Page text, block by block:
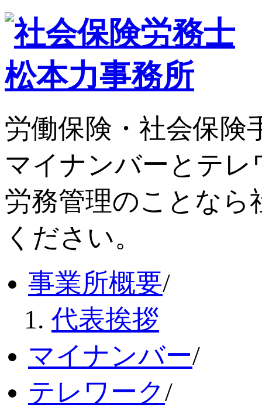
労働保険・社会保険
マイナンバーとテ
労務管理のことなら
ください。
事業所概要/
代表挨拶
マイナンバー/
テレワーク/